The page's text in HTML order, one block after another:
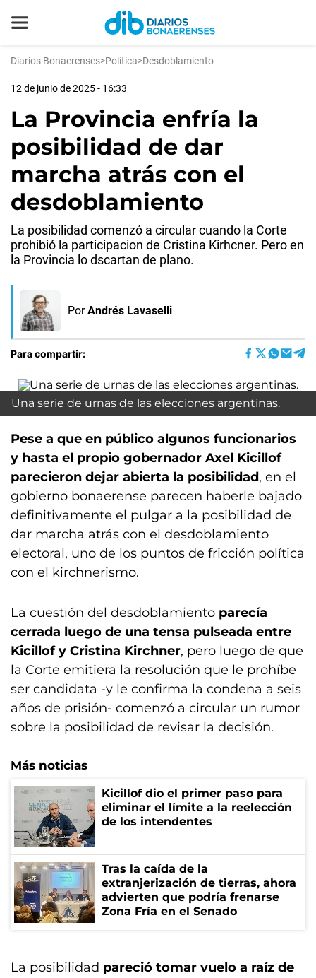
Diarios Bonaerenses>Política>Desdoblamiento
12 de junio de 2025 - 16:33
La Provincia enfría la
posibilidad de dar
marcha atrás con el
desdoblamiento
La posibilidad comenzó a circular cuando la Corte
prohibió la participacion de Cristina Kirhcner. Pero en
la Provincia lo dscartan de plano.
Por Andrés Lavaselli
Para compartir:
Una serie de urnas de las elecciones argentinas.
Pese a que en público algunos funcionarios
y hasta el propio gobernador Axel Kicillof
parecieron dejar abierta la posibilidad, en el
gobierno bonaerense parecen haberle bajado
definitivamente el pulgar a la posibilidad de
dar marcha atrás con el desdoblamiento
electoral, uno de los puntos de fricción política
con el kirchnerismo.
La cuestión del desdoblamiento parecía
cerrada luego de una tensa pulseada entre
Kicillof y Cristina Kirchner, pero luego de que
la Corte emitiera la resolución que le prohíbe
ser candidata -y le confirma la condena a seis
años de prisión- comenzó a circular un rumor
sobre la posibilidad de revisar la decisión.
Más noticias
Kicillof dio el primer paso para
eliminar el límite a la reelección
de los intendentes
Tras la caída de la
extranjerización de tierras, ahora
advierten que podría frenarse
Zona Fría en el Senado
La posibilidad pareció tomar vuelo a raíz de